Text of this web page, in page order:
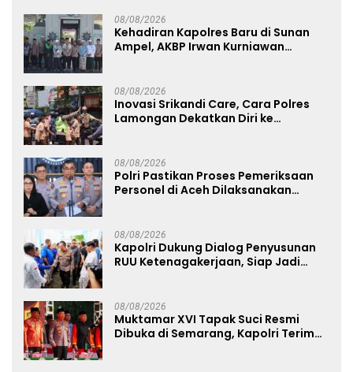
08/08/2026
Kehadiran Kapolres Baru di Sunan
Ampel, AKBP Irwan Kurniawan
08/08/2026
Inovasi Srikandi Care, Cara Polres
Lamongan Dekatkan Diri ke
08/08/2026
Polri Pastikan Proses Pemeriksaan
Personel di Aceh Dilaksanakan
08/08/2026
Kapolri Dukung Dialog Penyusunan
RUU Ketenagakerjaan, Siap Jadi
08/08/2026
Muktamar XVI Tapak Suci Resmi
Dibuka di Semarang, Kapolri Terima